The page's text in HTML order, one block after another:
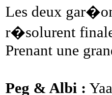
Les deux
r�solurent
Prenant une
Peg & Albi :